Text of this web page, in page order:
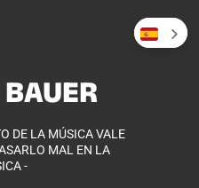
DE LA MÚSICA VALE
MAL EN LA
-